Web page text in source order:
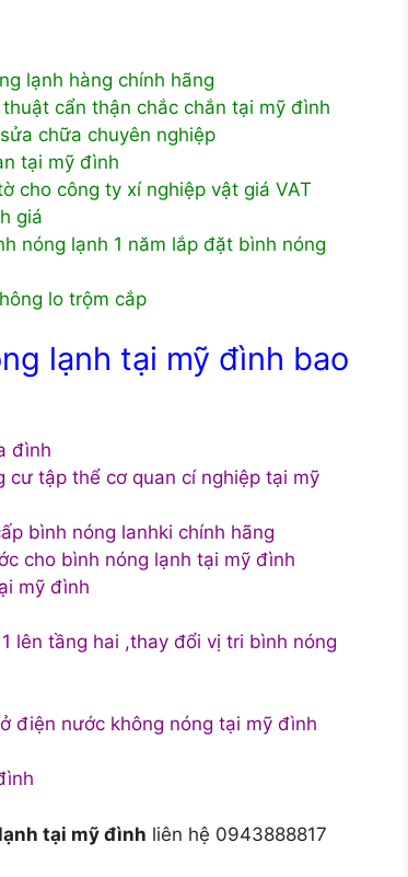
lạnh hàng chính hãng
cẩn thận chắc chắn tại mỹ đình
chữa chuyên nghiệp
tại mỹ đình
cho công ty xí nghiệp vật giá VAT
giá
nóng lạnh 1 năm lắp đặt bình nóng
lo trộm cắp
lạnh tại mỹ đình bao
đình
cư tập thể cơ quan cí nghiệp tại mỹ
bình nóng lanhki chính hãng
cho bình nóng lạnh tại mỹ đình
mỹ đình
lên tầng hai ,thay đổi vị tri bình nóng
điện nước không nóng tại mỹ đình
tại mỹ đình liên hệ 0943888817